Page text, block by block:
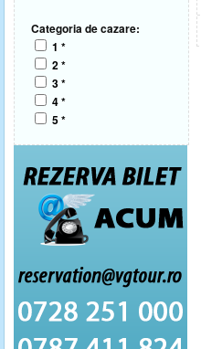
Categoria de cazare:
1 *
2 *
3 *
4 *
5 *